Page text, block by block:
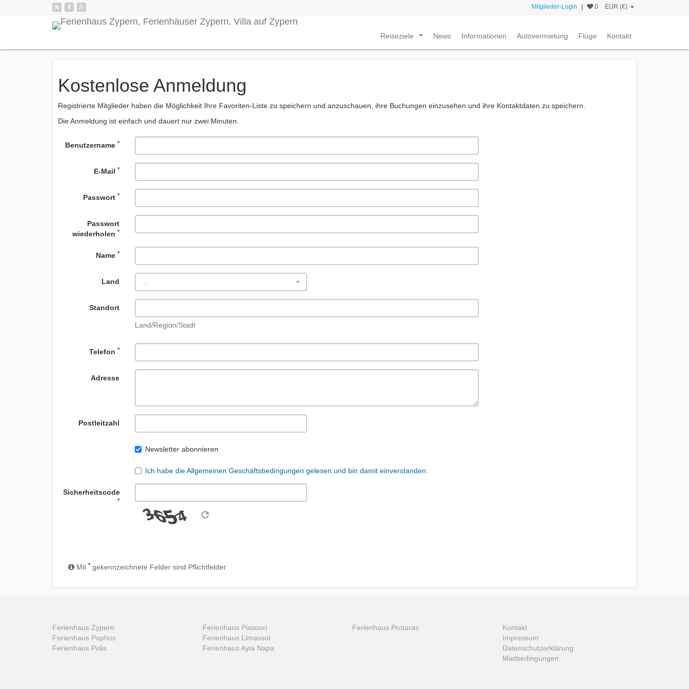
Mitglieder-Login 0 EUR (€)
Reiseziele News Informationen Autovermietung Flüge Kontakt
Kostenlose Anmeldung
Registrierte Mitglieder haben die Möglichkeit Ihre Favoriten-Liste zu speichern und anzuschauen, ihre Buchungen einzusehen und ihre Kontaktdaten zu speichern.
Die Anmeldung ist einfach und dauert nur zwei Minuten.
Benutzername*
E-Mail*
Passwort*
Passwort
wiederholen*
Name*
Land
Standort
Land/Region/Stadt
Telefon*
Adresse
Postleitzahl
Newsletter abonnieren
Ich habe die Allgemeinen Geschäftsbedingungen gelesen und bin damit einverstanden.
Sicherheitscode
*
Mit * gekennzeichnete Felder sind Pflichtfelder
Ferienhaus Zypern
Ferienhaus Paphos
Ferienhaus Polis
Ferienhaus Pissouri
Ferienhaus Limassol
Ferienhaus Ayia Napa
Ferienhaus Protaras
Kontakt
Impressum
Datenschutzerklärung
Mietbedingungen